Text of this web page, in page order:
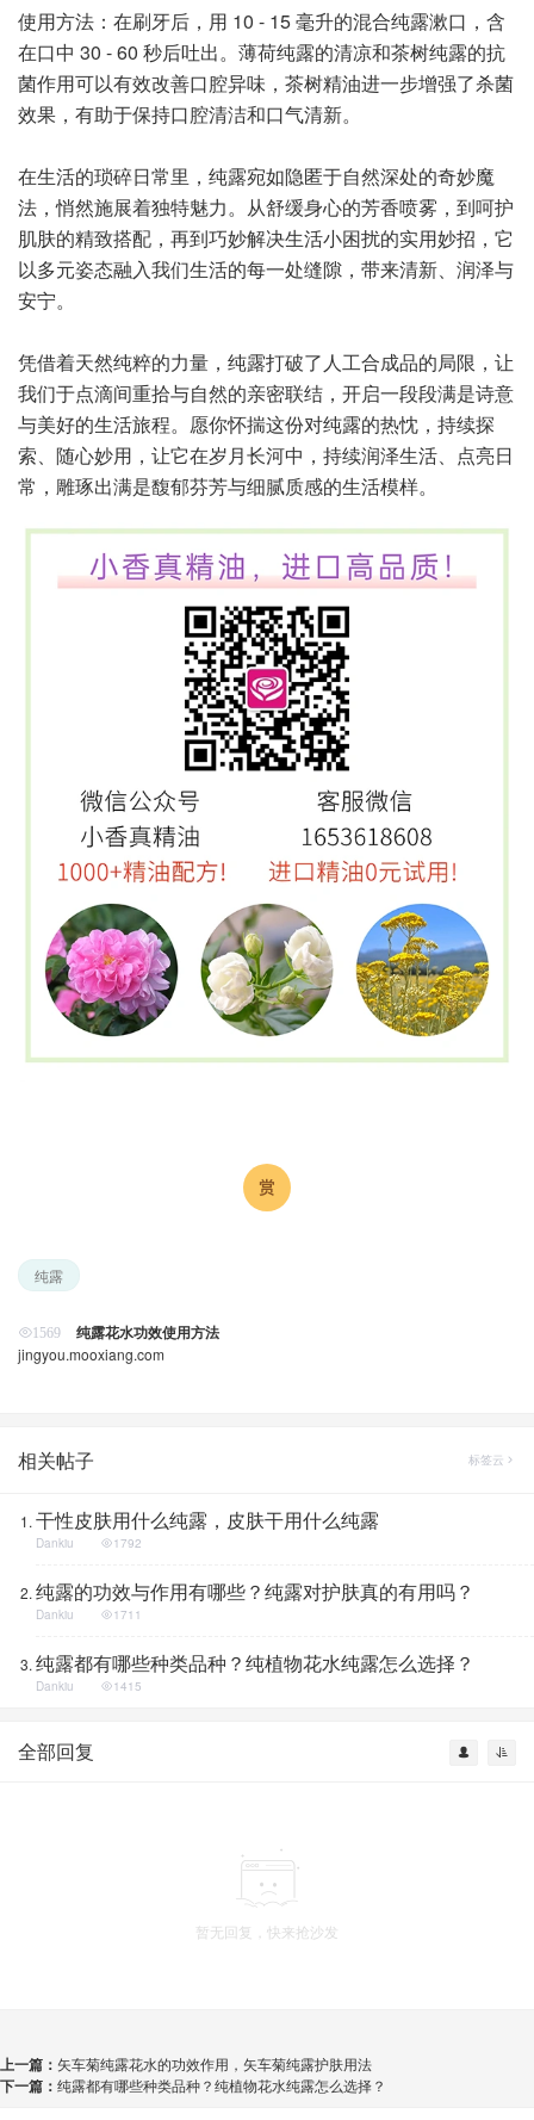
使用方法：在刷牙后，用 10 - 15 毫升的混合纯露漱口，含
在口中 30 - 60 秒后吐出。薄荷纯露的清凉和茶树纯露的抗
菌作用可以有效改善口腔异味，茶树精油进一步增强了杀菌
效果，有助于保持口腔清洁和口气清新。
在生活的琐碎日常里，纯露宛如隐匿于自然深处的奇妙魔
法，悄然施展着独特魅力。从舒缓身心的芳香喷雾，到呵护
肌肤的精致搭配，再到巧妙解决生活小困扰的实用妙招，它
以多元姿态融入我们生活的每一处缝隙，带来清新、润泽与
安宁。
凭借着天然纯粹的力量，纯露打破了人工合成品的局限，让
我们于点滴间重拾与自然的亲密联结，开启一段段满是诗意
与美好的生活旅程。愿你怀揣这份对纯露的热忱，持续探
索、随心妙用，让它在岁月长河中，持续润泽生活、点亮日
常，雕琢出满是馥郁芬芳与细腻质感的生活模样。
纯露
1569 纯露花水功效使用方法
jingyou.mooxiang.com
相关帖子 标签云
干性皮肤用什么纯露，皮肤干用什么纯露
Dankiu 1792
纯露的功效与作用有哪些？纯露对护肤真的有用吗？
Dankiu 1711
纯露都有哪些种类品种？纯植物花水纯露怎么选择？
Dankiu 1415
全部回复
暂无回复，快来抢沙发
上一篇： 矢车菊纯露花水的功效作用，矢车菊纯露护肤用法
下一篇： 纯露都有哪些种类品种？纯植物花水纯露怎么选择？